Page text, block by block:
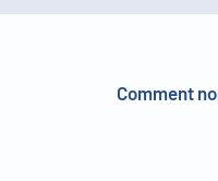
Comment